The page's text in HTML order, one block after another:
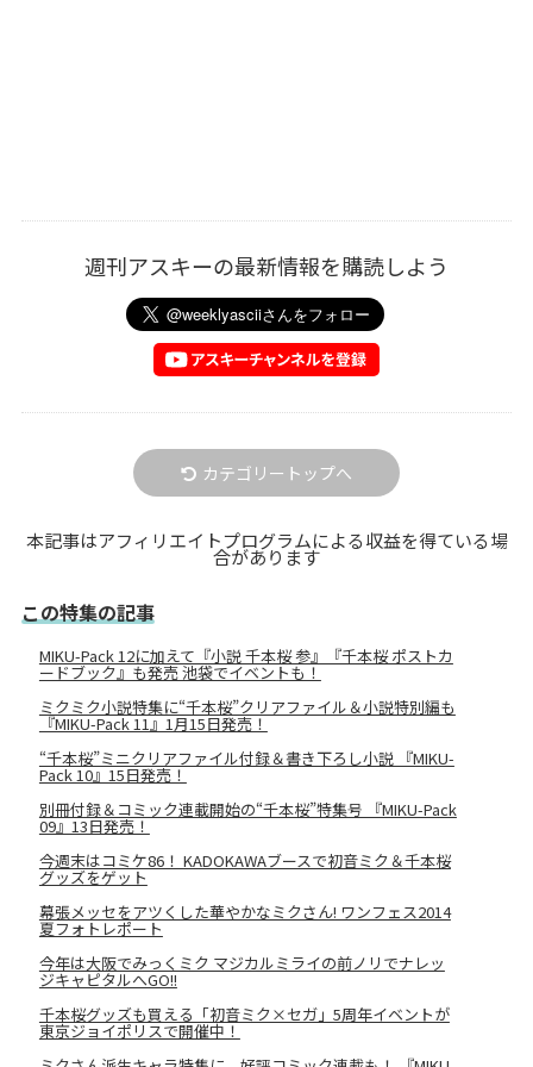
週刊アスキーの最新情報を購読しよう
カテゴリートップへ
本記事はアフィリエイトプログラムによる収益を得ている場
合があります
この特集の記事
MIKU-Pack 12に加えて『小説 千本桜 参』『千本桜 ポストカ
ードブック』も発売 池袋でイベントも！
ミクミク小説特集に“千本桜”クリアファイル＆小説特別編も
『MIKU-Pack 11』1月15日発売！
“千本桜”ミニクリアファイル付録＆書き下ろし小説 『MIKU-
Pack 10』15日発売！
別冊付録＆コミック連載開始の“千本桜”特集号 『MIKU-Pack
09』13日発売！
今週末はコミケ86！ KADOKAWAブースで初音ミク＆千本桜
グッズをゲット
幕張メッセをアツくした華やかなミクさん! ワンフェス2014
夏フォトレポート
今年は大阪でみっくミク マジカルミライの前ノリでナレッ
ジキャピタルへGO!!
千本桜グッズも買える「初音ミク×セガ」5周年イベントが
東京ジョイポリスで開催中！